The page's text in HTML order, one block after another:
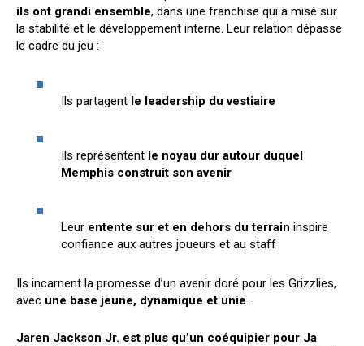
ils ont grandi ensemble, dans une franchise qui a misé sur
la stabilité et le développement interne. Leur relation dépasse
le cadre du jeu :
Ils partagent le leadership du vestiaire
Ils représentent le noyau dur autour duquel
Memphis construit son avenir
Leur entente sur et en dehors du terrain inspire
confiance aux autres joueurs et au staff
Ils incarnent la promesse d’un avenir doré pour les Grizzlies,
avec une base jeune, dynamique et unie.
Jaren Jackson Jr. est plus qu’un coéquipier pour Ja